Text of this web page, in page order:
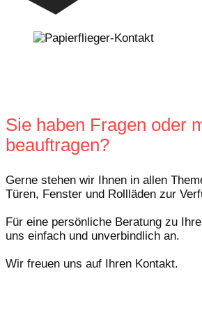
Sie haben Fragen oder
beauftragen?
Gerne stehen wir Ihnen in allen
Türen, Fenster und Rollläden zur
Für eine persönliche Beratung zu
uns einfach und unverbindlich an.
Wir freuen uns auf Ihren Kontakt.